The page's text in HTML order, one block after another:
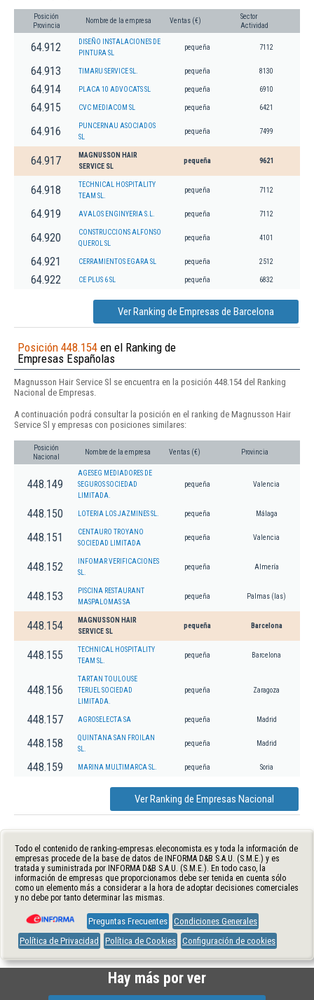
Posición
Provincia
Nombre de la empresa Ventas (€)
Sector
Actividad
64.912
DISEÑO INSTALACIONES DE
PINTURA SL
pequeña 7112
64.913 TIMARU SERVICE SL. pequeña 8130
64.914 PLACA 10 ADVOCATS SL pequeña 6910
64.915 CVC MEDIACOM SL pequeña 6421
64.916
PUNCERNAU ASOCIADOS
SL
pequeña 7499
64.917
MAGNUSSON HAIR
SERVICE SL
pequeña 9621
64.918
TECHNICAL HOSPITALITY
TEAM SL.
pequeña 7112
64.919 AVALOS ENGINYERIA S.L. pequeña 7112
64.920
CONSTRUCCIONS ALFONSO
QUEROL SL
pequeña 4101
64.921 CERRAMIENTOS EGARA SL pequeña 2512
64.922 CE PLUS 6 SL pequeña 6832
Ver Ranking de Empresas de Barcelona
Posición 448.154 en el Ranking de
Empresas Españolas
Magnusson Hair Service Sl se encuentra en la posición 448.154 del Ranking
Nacional de Empresas.
A continuación podrá consultar la posición en el ranking de Magnusson Hair
Service Sl y empresas con posiciones similares:
Posición
Nacional
Nombre de la empresa Ventas (€) Provincia
448.149
AGESEG MEDIADORES DE
SEGUROS SOCIEDAD
LIMITADA.
pequeña Valencia
448.150 LOTERIA LOS JAZMINES SL. pequeña Málaga
448.151
CENTAURO TROYANO
SOCIEDAD LIMITADA
pequeña Valencia
448.152
INFOMAR VERIFICACIONES
SL.
pequeña Almería
448.153
PISCINA RESTAURANT
MASPALOMAS SA
pequeña Palmas (las)
448.154
MAGNUSSON HAIR
SERVICE SL
pequeña Barcelona
448.155
TECHNICAL HOSPITALITY
TEAM SL.
pequeña Barcelona
448.156
TARTAN TOULOUSE
TERUEL SOCIEDAD
LIMITADA.
pequeña Zaragoza
448.157 AGROSELECTA SA pequeña Madrid
448.158
QUINTANA SAN FROILAN
SL.
pequeña Madrid
448.159 MARINA MULTIMARCA SL. pequeña Soria
Ver Ranking de Empresas Nacional
Todo el contenido de ranking-empresas.eleconomista.es y toda la información de
empresas procede de la base de datos de INFORMA D&B S.A.U. (S.M.E.) y es
tratada y suministrada por INFORMA D&B S.A.U. (S.M.E.). En todo caso, la
información de empresas que proporcionamos debe ser tenida en cuenta sólo
como un elemento más a considerar a la hora de adoptar decisiones comerciales
y no debe por tanto determinar las mismas.
Preguntas Frecuentes Condiciones Generales
Política de Privacidad
Política de Cookies Configuración de cookies
Hay más por ver